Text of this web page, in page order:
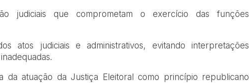
judiciais que comprometam o exercício das funções
atos judiciais e administrativos, evitando interpretações
da atuação da Justiça Eleitoral como princípio republicano